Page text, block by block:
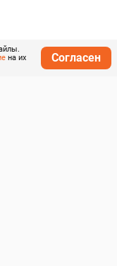
на их
Согласен